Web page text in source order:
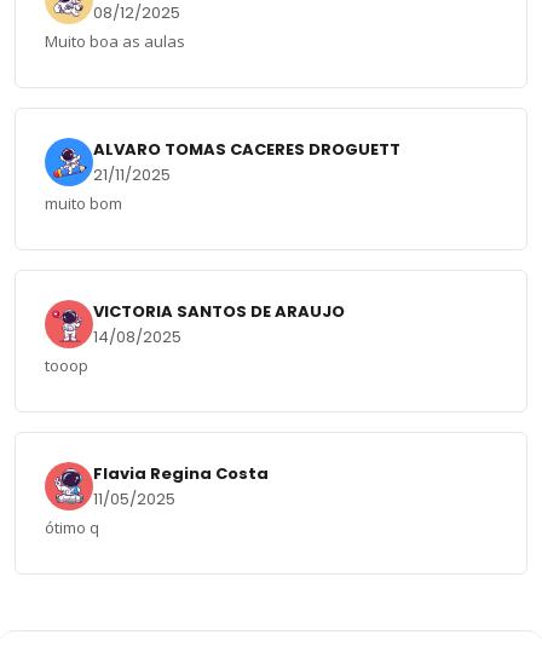
08/12/2025
Muito boa as aulas
ALVARO TOMAS CACERES DROGUETT
21/11/2025
muito bom
VICTORIA SANTOS DE ARAUJO
14/08/2025
tooop
Flavia Regina Costa
11/05/2025
ótimo q